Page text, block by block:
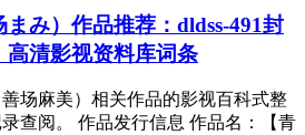
み）作品推荐：dldss-491封
高清影视资料库词条
场麻美）相关作品的影视百科式整
查阅。 作品发行信息 作品名：【青